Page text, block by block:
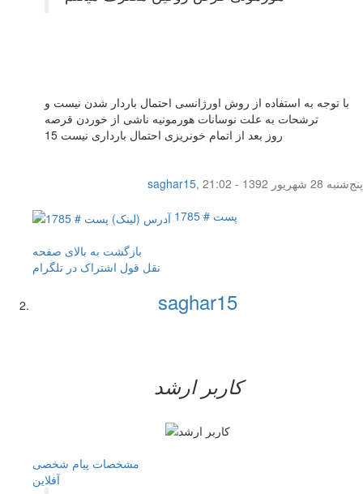
با توجه به استفاده از روش اورژانسی احتمال باردار شدن نیست و
ترشحات به علت نوسانات هورمونیه ناشی از خوردن قرصه
15 روز بعد از اتمام خونریزی احتمال بارداری نیست
saghar15,
پنج‌شنبه 28 شهریور 1392 - 21:02
پست # 1785
بازگشت به بالای صفحه
نقل قول اشتراک در تلگرام
saghar15
کاربر ارشد
مشخصات پیام شخصی
آفلاين